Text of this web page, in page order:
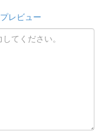
プレビュー